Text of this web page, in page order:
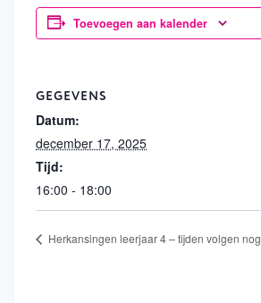
Toevoegen aan kalender
GEGEVENS
Datum:
december 17, 2025
Tijd:
16:00 - 18:00
Herkansingen leerjaar 4 – tijden volgen nog